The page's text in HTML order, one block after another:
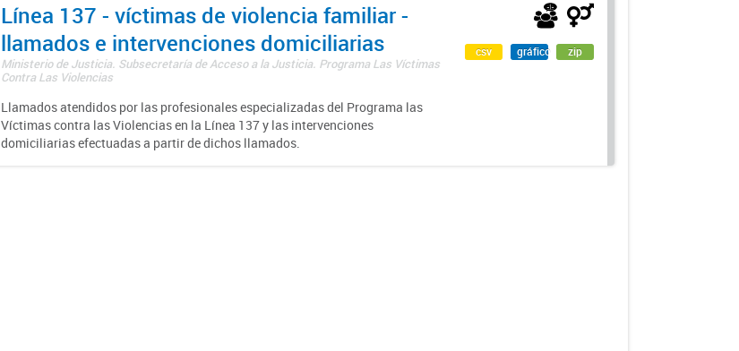
Línea 137 - víctimas de violencia familiar -
llamados e intervenciones domiciliarias
Ministerio de Justicia. Subsecretaría de Acceso a la Justicia. Programa Las Víctimas
Contra Las Violencias
Llamados atendidos por las profesionales especializadas del Programa las
Víctimas contra las Violencias en la Línea 137 y las intervenciones
domiciliarias efectuadas a partir de dichos llamados.
csv gráfico zip